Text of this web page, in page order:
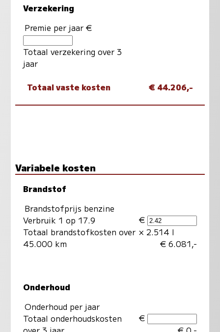
Verzekering
Premie per jaar €
Totaal verzekering over 3
jaar
Totaal vaste kosten € 44.206,-
Variabele kosten
Brandstof
Brandstofprijs benzine
Verbruik 1 op 17.9
Totaal brandstofkosten over
45.000 km
€
× 2.514 l
€ 6.081,-
Onderhoud
Onderhoud per jaar
Totaal onderhoudskosten
€